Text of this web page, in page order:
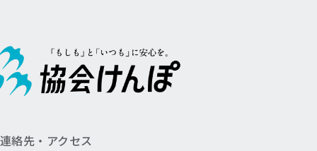
連絡先・アクセス